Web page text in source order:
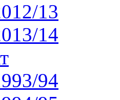
13
14
94